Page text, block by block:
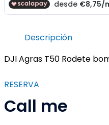
separación
cantidadDescripción
DJI Agras T50 Rodete
RESERVA
Call me